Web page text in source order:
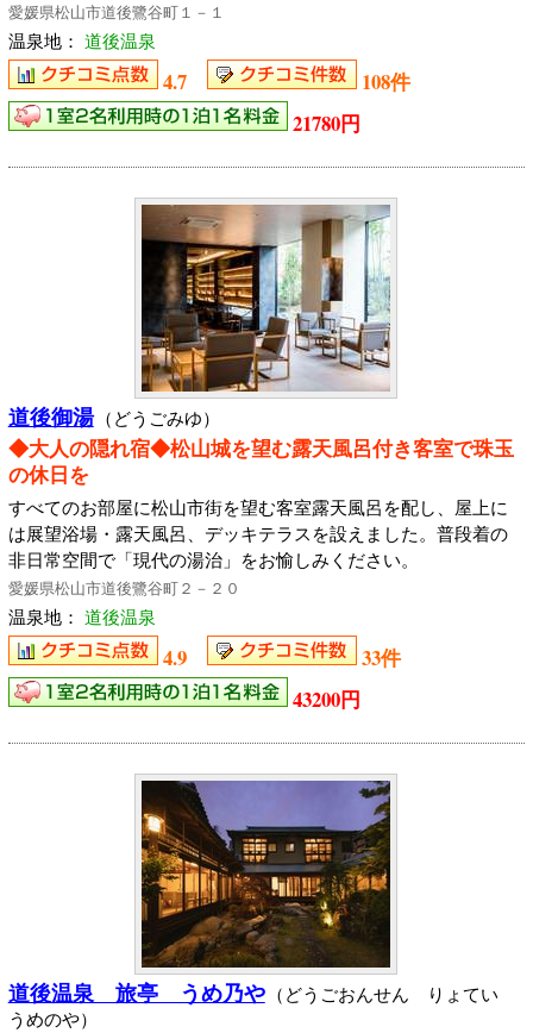
愛媛県松山市道後鷺谷町１－１
温泉地： 道後温泉
4.7
108件
21780円
道後御湯（どうごみゆ）
◆大人の隠れ宿◆松山城を望む露天風呂付き客室で珠玉
の休日を
すべてのお部屋に松山市街を望む客室露天風呂を配し、屋上に
は展望浴場・露天風呂、デッキテラスを設えました。普段着の
非日常空間で「現代の湯治」をお愉しみください。
愛媛県松山市道後鷺谷町２－２０
温泉地： 道後温泉
4.9
33件
43200円
道後温泉 旅亭 うめ乃や （どうごおんせん りょてい
うめのや）